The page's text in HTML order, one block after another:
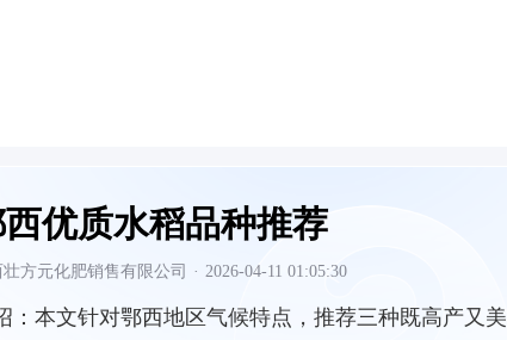
优质水稻品种推荐
壮方元化肥销售有限公司 · 2026-04-11 01:05:30
： 本文针对鄂西地区气候特点，推荐三种既高产又美